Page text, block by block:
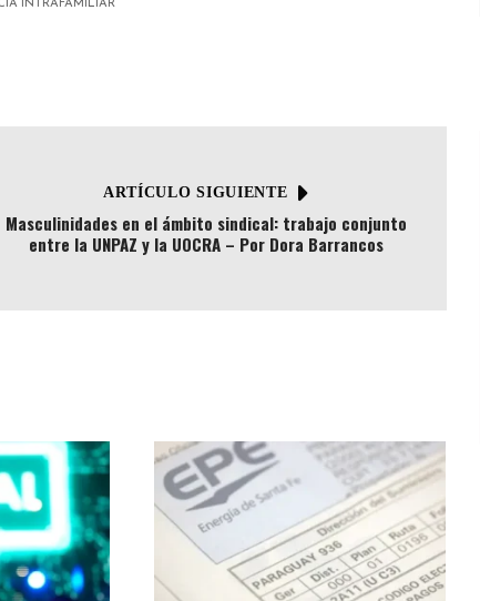
INTRAFAMILIAR
ARTÍCULO SIGUIENTE
Masculinidades en el ámbito sindical: trabajo conjunto
entre la UNPAZ y la UOCRA – Por Dora Barrancos